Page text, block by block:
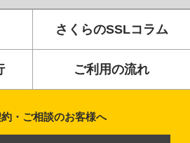
さくらのSSLコラム
ご利用の流れ
・ご相談のお客様へ